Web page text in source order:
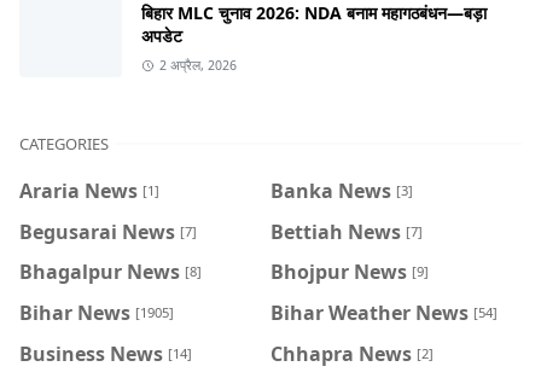
बिहार MLC चुनाव 2026: NDA बनाम महागठबंधन—बड़ा
अपडेट
2 अप्रैल, 2026
CATEGORIES
Araria News [1] Banka News [3]
Begusarai News [7] Bettiah News [7]
Bhagalpur News [8] Bhojpur News [9]
Bihar News [1905] Bihar Weather News [54]
Business News [14] Chhapra News [2]